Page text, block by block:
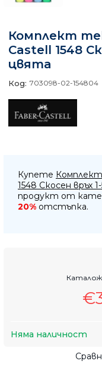
Комплект
Castell 1548
цвята
Код: 703098-02-154804
Няма наличност
Купете
1548 Скосен връх
продукт от
20% отстъпка.